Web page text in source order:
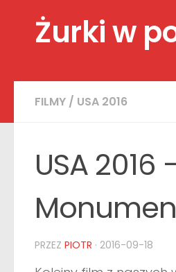
Żurki w
FILMY / USA 2016
USA
PRZEZ PIOTR · 2016-09-18